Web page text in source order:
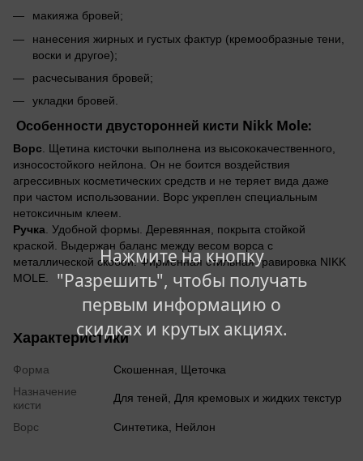
Нажмите на кнопку
"Разрешить", чтобы получать
первым информацию о
скидках и крутых акциях.
макияжа бровей;
нанесения жирных и густых фактур (кремообразные тени,
воски и другое);
расчесывания бровей;
укладки бровей.
Особенности двусторонней кисти Nikk Mole:
Ворс . Щетина кисточки выполнена из высококачественного,
износостойкого нейлона. Он не боится воздействия
агрессивных косметических средств и не теряет вида даже
при частом использовании. Ворс укреплен специальным
нетоксичным клеем.
Ручка . Удобной формы. Деревянная, покрыта стойкой
краской. Выдержан баланс между весом ворса с
металлической скобой. Фирменная стильная гравировка NIKK
MOLE.
Характеристики
Форма
Скошенная, Щеточка
Назначение
кисти
Для теней, Для кремовых и жидких текстур
Ворс Синтетика, Нейлон